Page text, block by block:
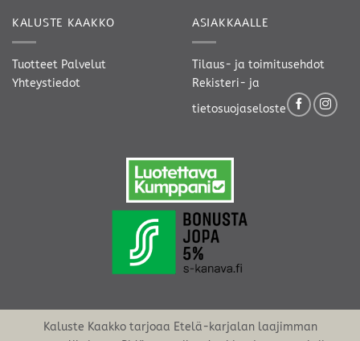
KALUSTE KAAKKO
Tuotteet Palvelut
Yhteystiedot
ASIAKKAALLE
Tilaus- ja toimitusehdot
Rekisteri- ja
tietosuojaseloste
Kaluste Kaakko tarjoaa Etelä-karjalan laajimman